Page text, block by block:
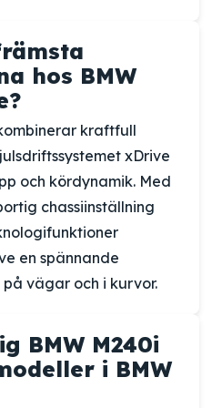
hos BMW
kraftfull
xDrive
och kördynamik. Med
chassiinställning
en spännande
vägar och i kurvor.
BMW M240i
i BMW